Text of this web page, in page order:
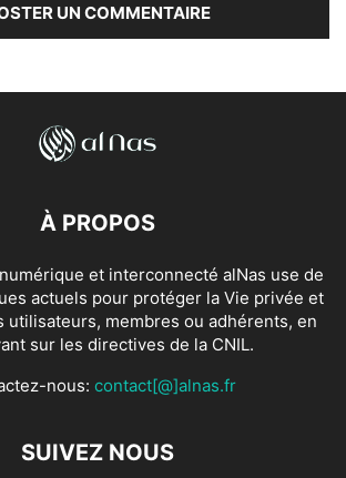
À PROPOS
et interconnecté alNas use de
actuels pour protéger la Vie privée et
utilisateurs, membres ou adhérents, en
sur les directives de la CNIL.
nous: contact[@]alnas.fr
SUIVEZ NOUS